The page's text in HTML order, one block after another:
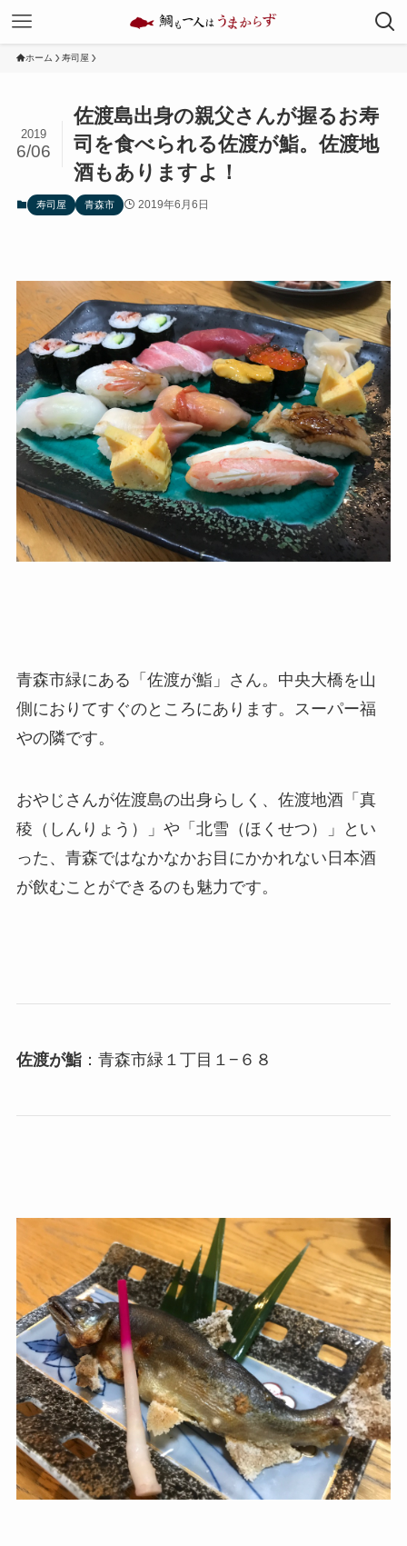
ホーム 寿司屋
佐渡島出身の親父さんが握るお寿
司を食べられる佐渡が鮨。佐渡地
酒もありますよ！
2019
6/06
寿司屋 青森市 2019年6月6日
青森市緑にある「佐渡が鮨」さん。中央大橋を山
側におりてすぐのところにあります。スーパー福
やの隣です。
おやじさんが佐渡島の出身らしく、佐渡地酒「真
稜（しんりょう）」や「北雪（ほくせつ）」とい
った、青森ではなかなかお目にかかれない日本酒
が飲むことができるのも魅力です。
佐渡が鮨：青森市緑１丁目１−６８